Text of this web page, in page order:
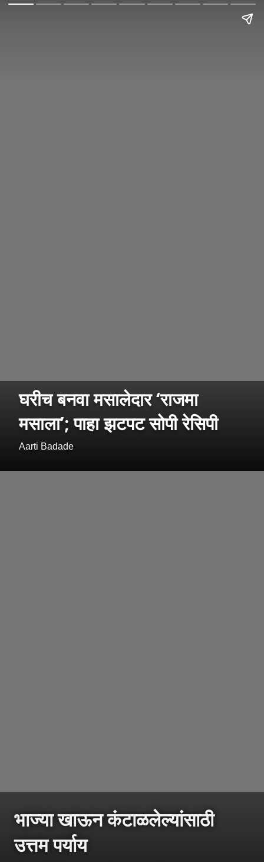
घरीच बनवा मसालेदार ‘राजमा
मसाला’; पाहा झटपट सोपी रेसिपी
Aarti Badade
भाज्या खाऊन कंटाळलेल्यांसाठी
उत्तम पर्याय